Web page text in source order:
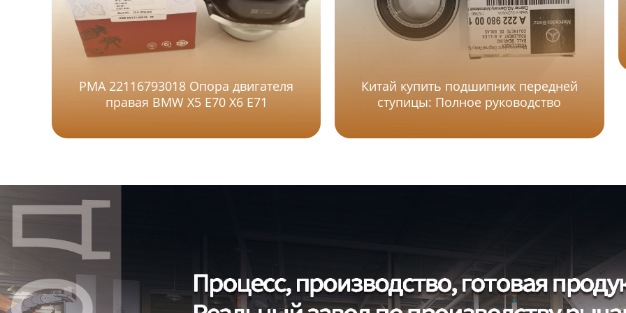
PMA 22116793018 Опора двигателя
правая BMW X5 E70 X6 E71
Китай купить подшипник передней
ступицы: Полное руководство